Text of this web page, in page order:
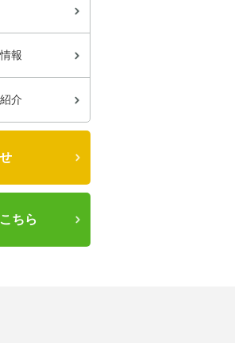
報
介
ちら